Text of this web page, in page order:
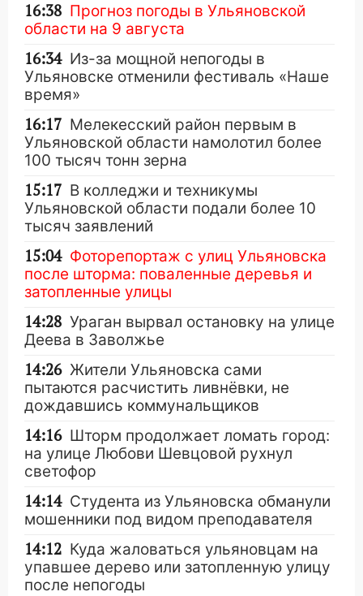
16:38 Прогноз погоды в Ульяновской
области на 9 августа
16:34 Из-за мощной непогоды в
Ульяновске отменили фестиваль «Наше
время»
16:17 Мелекесский район первым в
Ульяновской области намолотил более
100 тысяч тонн зерна
15:17 В колледжи и техникумы
Ульяновской области подали более 10
тысяч заявлений
15:04 Фоторепортаж с улиц Ульяновска
после шторма: поваленные деревья и
затопленные улицы
14:28 Ураган вырвал остановку на улице
Деева в Заволжье
14:26 Жители Ульяновска сами
пытаются расчистить ливнёвки, не
дождавшись коммунальщиков
14:16 Шторм продолжает ломать город:
на улице Любови Шевцовой рухнул
светофор
14:14 Студента из Ульяновска обманули
мошенники под видом преподавателя
14:12 Куда жаловаться ульяновцам на
упавшее дерево или затопленную улицу
после непогоды